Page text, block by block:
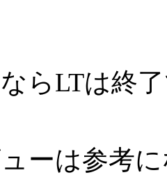
らLTは終
ーは参考